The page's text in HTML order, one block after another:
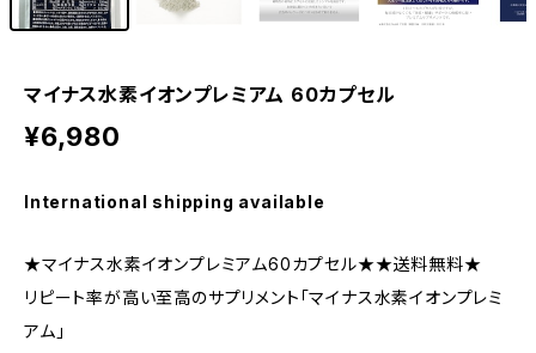
マイナス水素イオンプレミアム 60カプセル
¥6,980
International shipping available
★マイナス水素イオンプレミアム60カプセル★★送料無料★
リピート率が高い至高のサプリメント「マイナス水素イオンプレミ
アム」